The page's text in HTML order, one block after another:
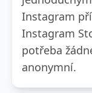
Instagram
Instagram
potřeba
anonymní.